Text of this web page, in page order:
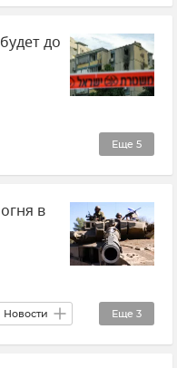
до
Еще 5
Палестина
в
Еще 3
Новости